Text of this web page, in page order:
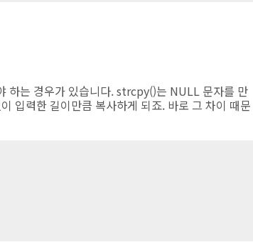
는 경우가 있습니다. strcpy()는 NULL 문자를 만
입력한 길이만큼 복사하게 되죠. 바로 그 차이 때문